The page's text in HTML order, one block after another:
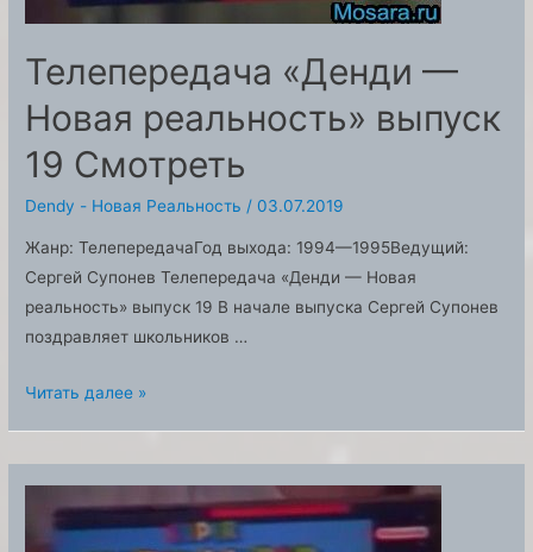
Телепередача «Денди —
Новая реальность» выпуск
19 Смотреть
Dendy - Новая Реальность /03.07.2019
Жанр: ТелепередачаГод выхода: 1994—1995Ведущий:
Сергей Супонев Телепередача «Денди — Новая
реальность» выпуск 19 В начале выпуска Сергей Супонев
поздравляет школьников …
Телепередача
Новая
реальность»
выпуск
Читать далее »